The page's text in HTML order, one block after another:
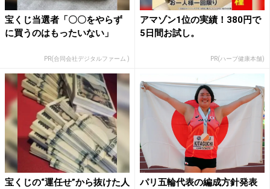
宝くじ当選者「〇〇をやらず
に買うのはもったいない」
PR(合同会社デジタルファーム )
アマゾン1位の実績！380円で
5日間お試し。
PR(ハーブ健康本舗)
宝くじの“運任せ”から抜けた人
パリ五輪代表の編成方針発表